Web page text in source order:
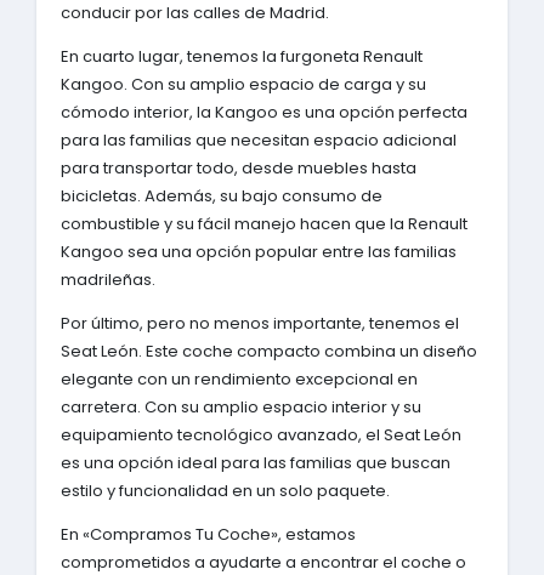
conducir por las calles de Madrid.
En cuarto lugar, tenemos la furgoneta Renault
Kangoo. Con su amplio espacio de carga y su
cómodo interior, la Kangoo es una opción perfecta
para las familias que necesitan espacio adicional
para transportar todo, desde muebles hasta
bicicletas. Además, su bajo consumo de
combustible y su fácil manejo hacen que la Renault
Kangoo sea una opción popular entre las familias
madrileñas.
Por último, pero no menos importante, tenemos el
Seat León. Este coche compacto combina un diseño
elegante con un rendimiento excepcional en
carretera. Con su amplio espacio interior y su
equipamiento tecnológico avanzado, el Seat León
es una opción ideal para las familias que buscan
estilo y funcionalidad en un solo paquete.
En «Compramos Tu Coche», estamos
comprometidos a ayudarte a encontrar el coche o